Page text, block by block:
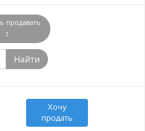
продавать
?
Найти
Хочу
продать